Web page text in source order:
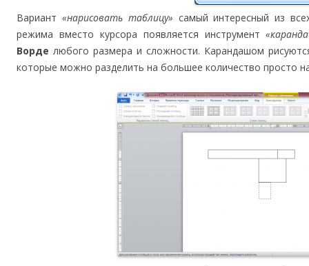
Вариант «нарисовать таблицу» самый интересный из
режима вместо курсора появляется инструмент
Ворде любого размера и сложности. Карандашом
которые можно разделить на большее количество просто